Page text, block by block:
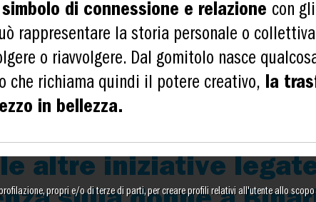
di connessione e relazione con
rappresentare la storia personale o
o riavvolgere. Dal gomitolo nasce
che richiama quindi il potere creativo, la
in bellezza.
altre iniziative
propri e/o di terze di parti, per creare profili relativi all'utente allo